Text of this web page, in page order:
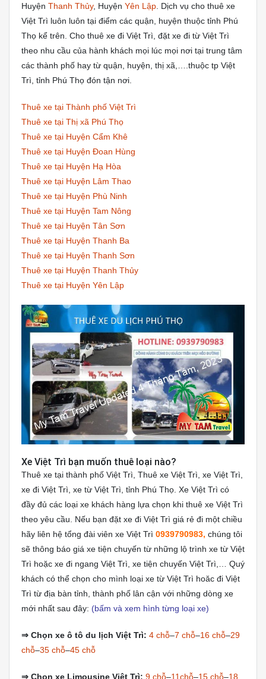
Huyện Thanh Thủy, Huyện Yên Lập. Dịch vụ cho thuê xe
Việt Trì luôn luôn tại điểm các quận, huyện thuộc tỉnh Phú
Thọ kể trên. Cho thuê xe đi Việt Trì, đặt xe đi từ Việt Trì
theo nhu cầu của hành khách mọi lúc mọi nơi tại trung tâm
các thành phố hay từ quận, huyện, thị xã,….thuộc tp Việt
Trì, tỉnh Phú Thọ đón tận nơi.
Thuê xe tại Thành phố Việt Trì
Thuê xe tại Thị xã Phú Thọ
Thuê xe tại Huyện Cẩm Khê
Thuê xe tại Huyện Đoan Hùng
Thuê xe tại Huyện Hạ Hòa
Thuê xe tại Huyện Lâm Thao
Thuê xe tại Huyện Phù Ninh
Thuê xe tại Huyện Tam Nông
Thuê xe tại Huyện Tân Sơn
Thuê xe tại Huyện Thanh Ba
Thuê xe tại Huyện Thanh Sơn
Thuê xe tại Huyện Thanh Thủy
Thuê xe tại Huyện Yên Lập
Xe Việt Trì bạn muốn thuê loại nào?
Thuê xe tại thành phố Việt Trì, Thuê xe Việt Trì, xe Việt Trì,
xe đi Việt Trì, xe từ Việt Trì, tỉnh Phú Thọ. Xe Việt Trì có
đầy đủ các loại xe khách hàng lựa chọn khi thuê xe Việt Trì
theo yêu cầu. Nếu bạn đặt xe đi Việt Trì giá rẻ đi một chiều
hãy liên hệ tổng đài viên xe Việt Trì 0939790983, chúng tôi
sẽ thông báo giá xe tiện chuyến từ những lộ trình xe từ Việt
Trì hoặc xe đi ngang Việt Trì, xe tiện chuyến Việt Trì,… Quý
khách có thể chọn cho mình loại xe từ Việt Trì hoăc đi Việt
Trì từ địa bàn tỉnh, thành phố lân cận với những dòng xe
mới nhất sau đây: (bấm và xem hình từng loại xe)
⇒ Chọn xe ô tô du lịch Việt Trì: 4 chỗ–7 chỗ–16 chỗ–29
chỗ–35 chỗ–45 chỗ
⇒ Chọn xe Limousine Việt Trì: 9 chỗ–11chỗ–15 chỗ–18